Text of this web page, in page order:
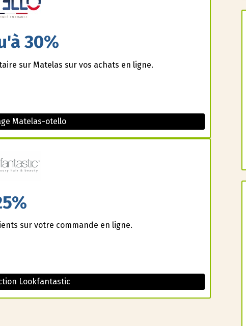
30%
sur Matelas sur vos achats en ligne.
Matelas-otello
sur votre commande en ligne.
Lookfantastic